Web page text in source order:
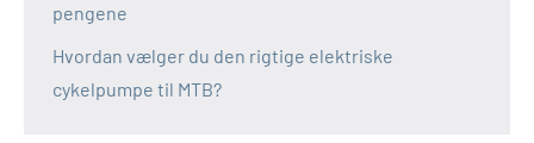
pengene
Hvordan vælger du den rigtige elektriske
cykelpumpe til MTB?